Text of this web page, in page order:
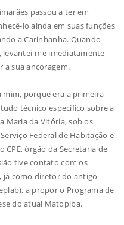
passou a ter em
lo ainda em suas funções
a Carinhanha. Quando
me imediatamente
a sua ancoragem.
porque era a primeira
técnico específico sobre a
Maria da Vitória, sob os
Federal de Habitação e
CPE, órgão da Secretaria de
tive contato com os
já como diretor do antigo
a propor o Programa de
do atual Matopiba.